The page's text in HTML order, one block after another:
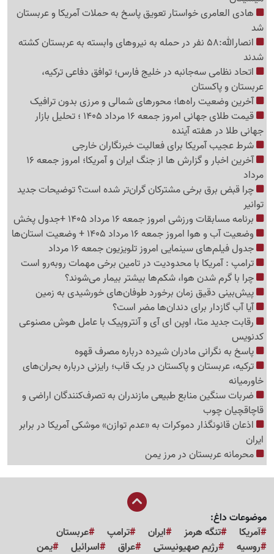
هادی العامری خواستار تعویق پاسخ به حملات آمریکا و عربستان
شد
انصارالله:58 نفر در حمله به نیروهای وابسته به عربستان کشته
شدند
اتحاد نظامی سه‌جانبه در خلیج فارس؛ توافق دفاعی ترکیه،
عربستان و پاکستان
آخرین وضعیت راه‌ها؛ محورهای شمالی و مرزی بدون ترافیک
قیمت طلای جهانی امروز جمعه 16 مرداد 1405 ؛ تحلیل بازار
جهانی طلا در هفته آینده
شرط عجیب آمریکا برای فعالیت خبرنگاران خارجی
آخرین اخبار و گزارش ها از جنگ ایران و آمریکا؛ امروز جمعه 16
مرداد
چرا قبض برق برخی مشترکان گران‌تر شده است؟ توضیحات جدید
توانیر
برنامه مسابقات ورزشی امروز جمعه 16 مرداد 1405 +جدول پخش
وضعیت آب و هوا امروز جمعه 16 مرداد 1405 + وضعیت استان‌ها
جدول فیلم‌های سینمایی امروز تلویزیون جمعه 16 مرداد
ترامپ : آمریکا با محدودیت در تامین برخی مهمات روبه‌رو است
چرا با گرم شدن هوا، شکم‌ها بیشتر بیمار می‌شوند؟
پیش‌بینی دقیق زمان برخورد طوفان‌های خورشیدی به زمین
آیا آب گازدار برای دندان‌ها مضر است؟
رقابت جدید متا، اوپن ای آی و آنتروپیک با عامل هوش مصنوعی
کدنویس
پاسخ به نگرانی مادران شیرده درباره مصرف قهوه
ترکیه، عربستان و پاکستان در یک قاب؛ رایزنی درباره بحران‌های
خاورمیانه
ضربات سنگین منابع طبیعی مازندران به تصرف‌کنندگان اراضی و
قاچاقچیان چوب
اذعان قانونگذار دموکرات به «عدم توازن» موشکی آمریکا در برابر
ایران
محرمانه عربستان در مرز یمن
موضوعات داغ:
آمریکا
تنگه هرمز ایران ترامپ
عربستان
روسیه
رژیم صهیونیستی عراق اسرائیل
یمن